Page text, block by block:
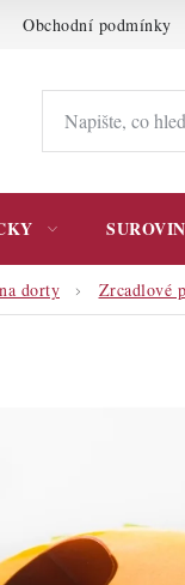
Obchodní podmínky
dorty Zrcadlové